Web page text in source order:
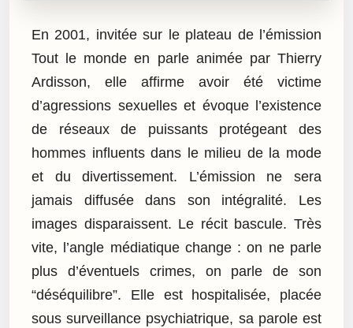
En 2001, invitée sur le plateau de l’émission
Tout le monde en parle animée par Thierry
Ardisson, elle affirme avoir été victime
d’agressions sexuelles et évoque l’existence
de réseaux de puissants protégeant des
hommes influents dans le milieu de la mode
et du divertissement. L’émission ne sera
jamais diffusée dans son intégralité. Les
images disparaissent. Le récit bascule. Très
vite, l’angle médiatique change : on ne parle
plus d’éventuels crimes, on parle de son
“déséquilibre”. Elle est hospitalisée, placée
sous surveillance psychiatrique, sa parole est